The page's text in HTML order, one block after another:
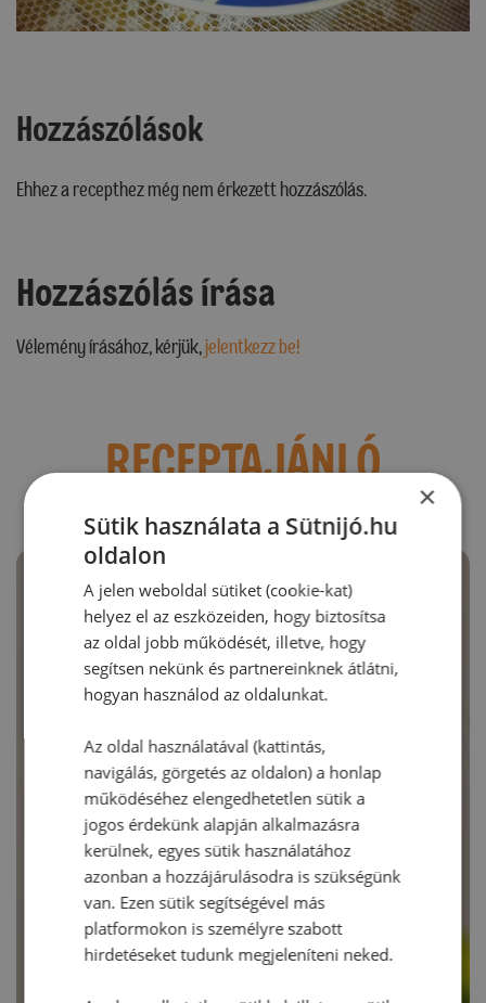
Hozzászólások
Ehhez a recepthez még nem érkezett hozzászólás.
Hozzászólás írása
Vélemény írásához, kérjük,jelentkezz be!
RECEPTAJÁNLÓ
×
Sütik használata a Sütnijó.hu
oldalon
A jelen weboldal sütiket (cookie-kat)
helyez el az eszközeiden, hogy biztosítsa
az oldal jobb működését, illetve, hogy
segítsen nekünk és partnereinknek átlátni,
hogyan használod az oldalunkat.
Az oldal használatával (kattintás,
navigálás, görgetés az oldalon) a honlap
működéséhez elengedhetetlen sütik a
jogos érdekünk alapján alkalmazásra
kerülnek, egyes sütik használatához
azonban a hozzájárulásodra is szükségünk
van. Ezen sütik segítségével más
platformokon is személyre szabott
hirdetéseket tudunk megjeleníteni neked.